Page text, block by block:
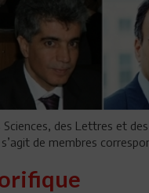
Sciences, des Lettres et
de membres